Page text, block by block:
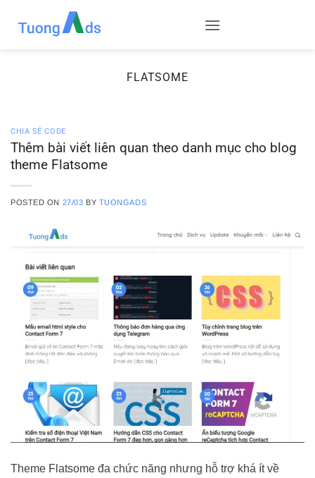
FLATSOME
CHIA SẺ CODE
Thêm bài viết liên quan theo danh mục cho blog
theme Flatsome
POSTED ON 27/03 BY TUONGADS
Theme Flatsome đa chức năng nhưng hỗ trợ khá ít về